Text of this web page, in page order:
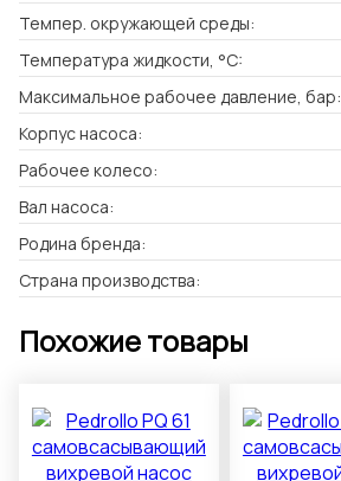
Темпер. окружающей среды:
Температура жидкости, °C:
Максимальное рабочее давление, бар:
Корпус насоса:
Рабочее колесо:
Вал насоса:
Родина бренда:
Страна производства:
Похожие товары